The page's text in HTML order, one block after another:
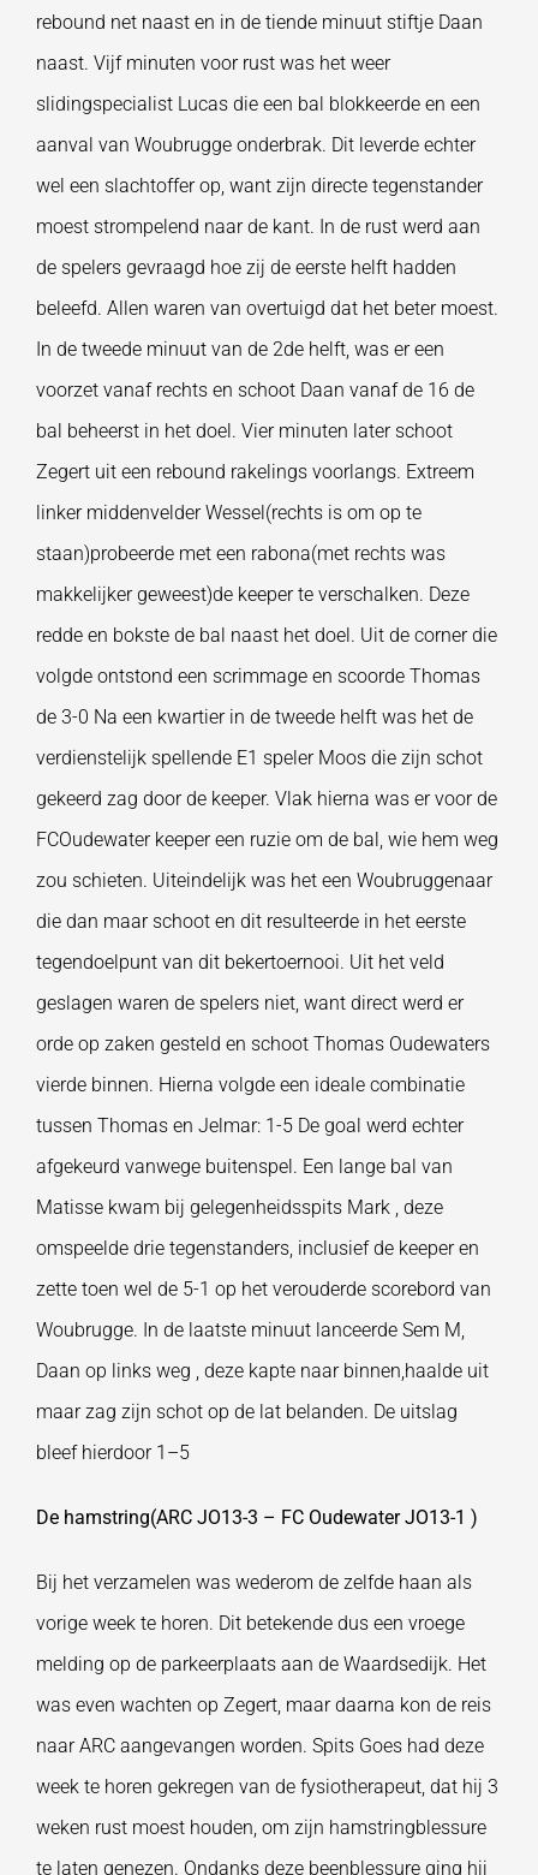
rebound net naast en in de tiende minuut stiftje Daan
naast. Vijf minuten voor rust was het weer
slidingspecialist Lucas die een bal blokkeerde en een
aanval van Woubrugge onderbrak. Dit leverde echter
wel een slachtoffer op, want zijn directe tegenstander
moest strompelend naar de kant. In de rust werd aan
de spelers gevraagd hoe zij de eerste helft hadden
beleefd. Allen waren van overtuigd dat het beter moest.
In de tweede minuut van de 2de helft, was er een
voorzet vanaf rechts en schoot Daan vanaf de 16 de
bal beheerst in het doel. Vier minuten later schoot
Zegert uit een rebound rakelings voorlangs. Extreem
linker middenvelder Wessel(rechts is om op te
staan)probeerde met een rabona(met rechts was
makkelijker geweest)de keeper te verschalken. Deze
redde en bokste de bal naast het doel. Uit de corner die
volgde ontstond een scrimmage en scoorde Thomas
de 3-0 Na een kwartier in de tweede helft was het de
verdienstelijk spellende E1 speler Moos die zijn schot
gekeerd zag door de keeper. Vlak hierna was er voor de
FCOudewater keeper een ruzie om de bal, wie hem weg
zou schieten. Uiteindelijk was het een Woubruggenaar
die dan maar schoot en dit resulteerde in het eerste
tegendoelpunt van dit bekertoernooi. Uit het veld
geslagen waren de spelers niet, want direct werd er
orde op zaken gesteld en schoot Thomas Oudewaters
vierde binnen. Hierna volgde een ideale combinatie
tussen Thomas en Jelmar: 1-5 De goal werd echter
afgekeurd vanwege buitenspel. Een lange bal van
Matisse kwam bij gelegenheidsspits Mark , deze
omspeelde drie tegenstanders, inclusief de keeper en
zette toen wel de 5-1 op het verouderde scorebord van
Woubrugge. In de laatste minuut lanceerde Sem M,
Daan op links weg , deze kapte naar binnen,haalde uit
maar zag zijn schot op de lat belanden. De uitslag
bleef hierdoor 1–5
De hamstring(ARC JO13-3 – FC Oudewater JO13-1 )
Bij het verzamelen was wederom de zelfde haan als
vorige week te horen. Dit betekende dus een vroege
melding op de parkeerplaats aan de Waardsedijk. Het
was even wachten op Zegert, maar daarna kon de reis
naar ARC aangevangen worden. Spits Goes had deze
week te horen gekregen van de fysiotherapeut, dat hij 3
weken rust moest houden, om zijn hamstringblessure
te laten genezen. Ondanks deze beenblessure ging hij